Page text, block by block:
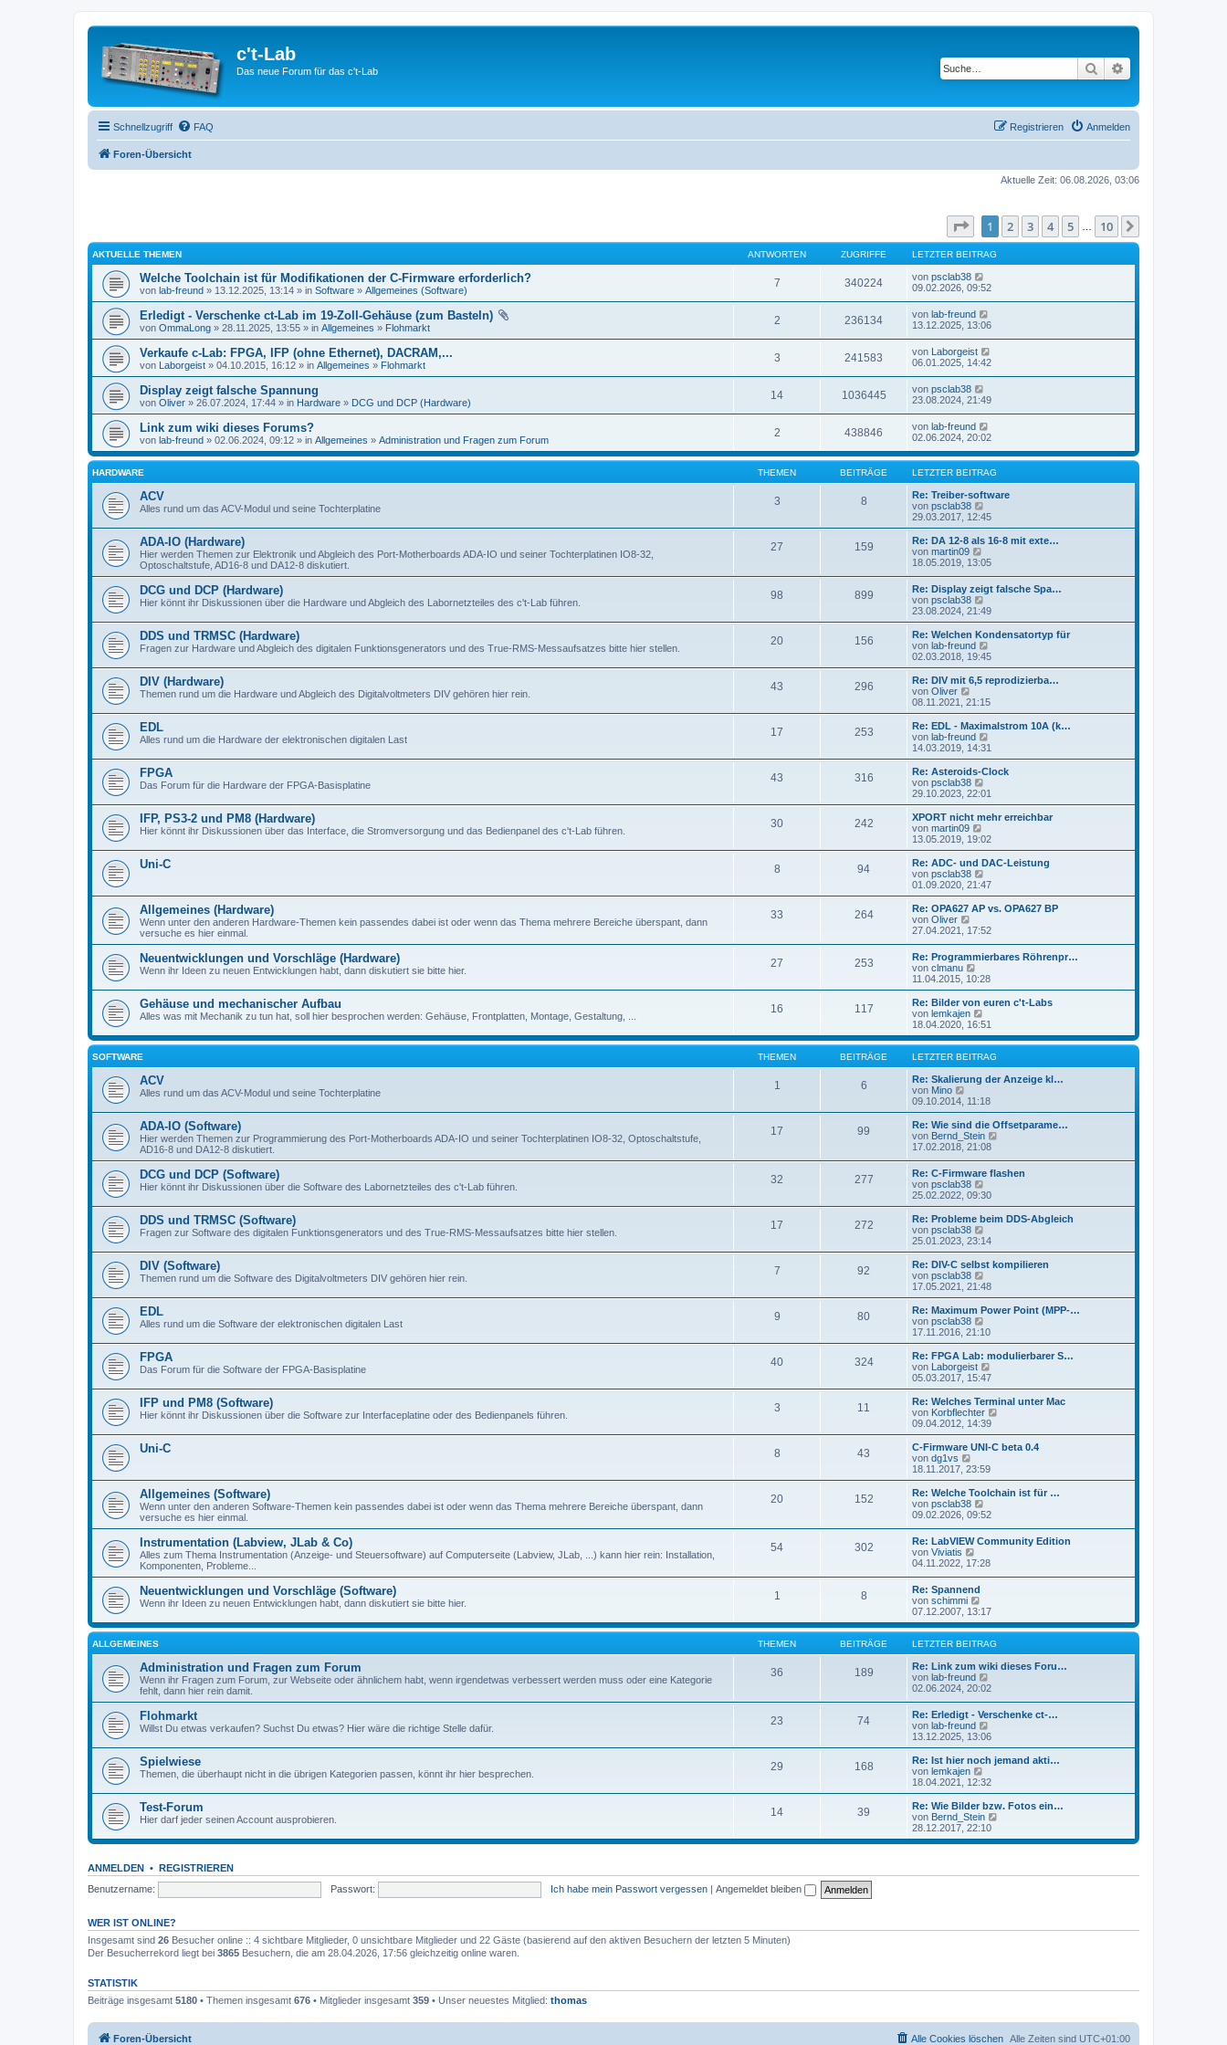
c't-Lab
Das neue Forum für das c't-Lab Suche
Schnellzugriff FAQ Anmelden
Registrieren
Foren-Übersicht
Aktuelle Zeit: 06.08.2026, 03:06
Seite von10
1 2 3 4 5 10
AKTUELLE THEMEN ANTWORTEN ZUGRIFFE LETZTER BEITRAG
Welche Toolchain ist für Modifikationen der C-Firmware erforderlich?
von lab-freund » 13.12.2025, 13:14 » in Software » Allgemeines (Software)
7 340224 von psclab38
09.02.2026, 09:52
Erledigt - Verschenke ct-Lab im 19-Zoll-Gehäuse (zum Basteln)
von OmmaLong » 28.11.2025, 13:55 » in Allgemeines » Flohmarkt
2 236134 von lab-freund
13.12.2025, 13:06
Verkaufe c-Lab: FPGA, IFP (ohne Ethernet), DACRAM,...
von Laborgeist » 04.10.2015, 16:12 » in Allgemeines » Flohmarkt
3 241583 von Laborgeist
06.01.2025, 14:42
Display zeigt falsche Spannung
von Oliver » 26.07.2024, 17:44 » in Hardware » DCG und DCP (Hardware)
14 1036445 von psclab38
23.08.2024, 21:49
Link zum wiki dieses Forums?
von lab-freund » 02.06.2024, 09:12 » in Allgemeines » Administration und Fragen zum Forum
2 438846 von lab-freund
02.06.2024, 20:02
HARDWARE THEMEN BEITRÄGE LETZTER BEITRAG
ACV
Alles rund um das ACV-Modul und seine Tochterplatine
3 8
Re: Treiber-software
von psclab38
e
u
e
t
r
B
i
t
r
a
g
29.03.2017, 12:45
ADA-IO (Hardware)
Hier werden Themen zur Elektronik und Abgleich des Port-Motherboards ADA-IO und seiner Tochterplatinen IO8-32,
Optoschaltstufe, AD16-8 und DA12-8 diskutiert.
27 159
Re: DA 12-8 als 16-8 mit exte…
von martin09
e
e
s
t
e
r
B
e
i
t
r
g
18.05.2019, 13:05
DCG und DCP (Hardware)
Hier könnt ihr Diskussionen über die Hardware und Abgleich des Labornetzteiles des c't-Lab führen.
98 899
Re: Display zeigt falsche Spa…
von psclab38
e
u
e
s
t
B
e
i
r
a
g
23.08.2024, 21:49
DDS und TRMSC (Hardware)
Fragen zur Hardware und Abgleich des digitalen Funktionsgenerators und des True-RMS-Messaufsatzes bitte hier stellen.
20 156
Re: Welchen Kondensatortyp für
von lab-freund
e
u
e
s
t
B
e
i
r
g
02.03.2018, 19:45
DIV (Hardware)
Themen rund um die Hardware und Abgleich des Digitalvoltmeters DIV gehören hier rein.
43 296
Re: DIV mit 6,5 reprodizierba…
von Oliver
e
u
e
s
t
r
B
e
i
r
a
g
08.11.2021, 21:15
EDL
Alles rund um die Hardware der elektronischen digitalen Last
17 253
Re: EDL - Maximalstrom 10A (k…
von lab-freund
e
u
e
t
r
B
e
i
r
g
14.03.2019, 14:31
FPGA
Das Forum für die Hardware der FPGA-Basisplatine
43 316
Re: Asteroids-Clock
von psclab38
e
u
e
t
r
B
e
i
r
g
29.10.2023, 22:01
IFP, PS3-2 und PM8 (Hardware)
Hier könnt ihr Diskussionen über das Interface, die Stromversorgung und das Bedienpanel des c't-Lab führen.
30 242
XPORT nicht mehr erreichbar
von martin09
e
u
e
s
t
r
B
e
i
t
r
g
13.05.2019, 19:02
Uni-C 8 94
Re: ADC- und DAC-Leistung
von psclab38
e
u
e
t
B
i
t
r
g
01.09.2020, 21:47
Allgemeines (Hardware)
Wenn unter den anderen Hardware-Themen kein passendes dabei ist oder wenn das Thema mehrere Bereiche überspant, dann
versuche es hier einmal.
33 264
Re: OPA627 AP vs. OPA627 BP
von Oliver
e
s
t
e
B
e
i
t
r
a
g
27.04.2021, 17:52
Neuentwicklungen und Vorschläge (Hardware)
Wenn ihr Ideen zu neuen Entwicklungen habt, dann diskutiert sie bitte hier.
27 253
Re: Programmierbares Röhrenpr…
von clmanu
e
u
e
s
t
r
B
e
i
t
r
g
11.04.2015, 10:28
Gehäuse und mechanischer Aufbau
Alles was mit Mechanik zu tun hat, soll hier besprochen werden: Gehäuse, Frontplatten, Montage, Gestaltung, ...
16 117
Re: Bilder von euren c't-Labs
von lemkajen
e
u
e
s
t
e
B
e
i
t
r
g
18.04.2020, 16:51
SOFTWARE THEMEN BEITRÄGE LETZTER BEITRAG
ACV
Alles rund um das ACV-Modul und seine Tochterplatine
1 6
Re: Skalierung der Anzeige kl…
von Mino
e
u
e
s
t
r
B
e
i
t
r
a
g
09.10.2014, 11:18
ADA-IO (Software)
Hier werden Themen zur Programmierung des Port-Motherboards ADA-IO und seiner Tochterplatinen IO8-32, Optoschaltstufe,
AD16-8 und DA12-8 diskutiert.
17 99
Re: Wie sind die Offsetparame…
von Bernd_Stein
s
r
B
t
r
17.02.2018, 21:08
DCG und DCP (Software)
Hier könnt ihr Diskussionen über die Software des Labornetzteiles des c't-Lab führen.
32 277
Re: C-Firmware flashen
von psclab38
e
u
e
t
r
B
e
i
r
g
25.02.2022, 09:30
DDS und TRMSC (Software)
Fragen zur Software des digitalen Funktionsgenerators und des True-RMS-Messaufsatzes bitte hier stellen.
17 272
Re: Probleme beim DDS-Abgleich
von psclab38
e
u
e
t
r
B
e
i
r
a
g
25.01.2023, 23:14
DIV (Software)
Themen rund um die Software des Digitalvoltmeters DIV gehören hier rein.
7 92
Re: DIV-C selbst kompilieren
von psclab38
e
u
e
t
B
e
i
r
a
g
17.05.2021, 21:48
EDL
Alles rund um die Software der elektronischen digitalen Last
9 80
Re: Maximum Power Point (MPP-…
von psclab38
e
u
e
s
t
B
e
i
r
g
17.11.2016, 21:10
FPGA
Das Forum für die Software der FPGA-Basisplatine
40 324
Re: FPGA Lab: modulierbarer S…
von Laborgeist
e
u
e
s
t
r
B
r
g
05.03.2017, 15:47
IFP und PM8 (Software)
Hier könnt ihr Diskussionen über die Software zur Interfaceplatine oder des Bedienpanels führen.
3 11
Re: Welches Terminal unter Mac
von Korbflechter
u
e
B
t
r
09.04.2012, 14:39
Uni-C 8 43
C-Firmware UNI-C beta 0.4
von dg1vs
e
u
e
s
t
B
e
i
t
r
a
g
18.11.2017, 23:59
Allgemeines (Software)
Wenn unter den anderen Software-Themen kein passendes dabei ist oder wenn das Thema mehrere Bereiche überspant, dann
versuche es hier einmal.
20 152
Re: Welche Toolchain ist für …
von psclab38
e
s
t
e
r
i
t
r
a
g
09.02.2026, 09:52
Instrumentation (Labview, JLab & Co)
Alles zum Thema Instrumentation (Anzeige- und Steuersoftware) auf Computerseite (Labview, JLab, ...) kann hier rein: Installation,
Komponenten, Probleme...
54 302
Re: LabVIEW Community Edition
von Viviatis
e
e
s
t
e
r
B
e
t
r
a
g
04.11.2022, 17:28
Neuentwicklungen und Vorschläge (Software)
Wenn ihr Ideen zu neuen Entwicklungen habt, dann diskutiert sie bitte hier.
1 8
Re: Spannend
von schimmi
e
u
e
s
t
e
r
B
i
t
r
a
g
07.12.2007, 13:17
ALLGEMEINES THEMEN BEITRÄGE LETZTER BEITRAG
Administration und Fragen zum Forum
Wenn ihr Fragen zum Forum, zur Webseite oder ähnlichem habt, wenn irgendetwas verbessert werden muss oder eine Kategorie
fehlt, dann hier rein damit.
36 189
Re: Link zum wiki dieses Foru…
von lab-freund
e
s
t
e
r
B
i
t
r
a
g
02.06.2024, 20:02
Flohmarkt
Willst Du etwas verkaufen? Suchst Du etwas? Hier wäre die richtige Stelle dafür.
23 74
Re: Erledigt - Verschenke ct-…
von lab-freund
e
u
e
s
t
B
e
i
t
g
13.12.2025, 13:06
Spielwiese
Themen, die überhaupt nicht in die übrigen Kategorien passen, könnt ihr hier besprechen.
29 168
Re: Ist hier noch jemand akti…
von lemkajen
e
u
e
s
t
r
i
18.04.2021, 12:32
Test-Forum
Hier darf jeder seinen Account ausprobieren.
14 39
Re: Wie Bilder bzw. Fotos ein…
von Bernd_Stein
u
28.12.2017, 22:10
ANMELDEN • REGISTRIEREN
Benutzername:
Passwort: Ich habe mein Passwort vergessen | Angemeldet bleiben
WER IST ONLINE?
Insgesamt sind 26 Besucher online :: 4 sichtbare Mitglieder, 0 unsichtbare Mitglieder und 22 Gäste (basierend auf den aktiven Besuchern der letzten 5 Minuten)
Der Besucherrekord liegt bei 3865 Besuchern, die am 28.04.2026, 17:56 gleichzeitig online waren.
STATISTIK
Beiträge insgesamt 5180 • Themen insgesamt 676 • Mitglieder insgesamt 359 • Unser neuestes Mitglied: thomas
Foren-Übersicht Alle Zeiten sind UTC+01:00
Alle Cookies löschen